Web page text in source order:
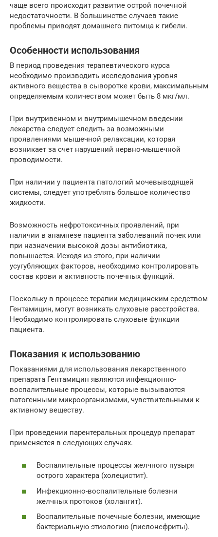
чаще всего происходит развитие острой почечной
недостаточности. В большинстве случаев такие
проблемы приводят домашнего питомца к гибели.
Особенности использования
В период проведения терапевтического курса
необходимо производить исследования уровня
активного вещества в сыворотке крови, максимальным
определяемым количеством может быть 8 мкг/мл.
При внутривенном и внутримышечном введении
лекарства следует следить за возможными
проявлениями мышечной релаксации, которая
возникает за счет нарушений нервно-мышечной
проводимости.
При наличии у пациента патологий мочевыводящей
системы, следует употреблять большое количество
жидкости.
Возможность нефротоксичных проявлений, при
наличии в анамнезе пациента заболеваний почек или
при назначении высокой дозы антибиотика,
повышается. Исходя из этого, при наличии
усугубляющих факторов, необходимо контролировать
состав крови и активность почечных функций.
Поскольку в процессе терапии медицинским средством
Гентамицин, могут возникать слуховые расстройства.
Необходимо контролировать слуховые функции
пациента.
Показания к использованию
Показаниями для использования лекарственного
препарата Гентамицин являются инфекционно-
воспалительные процессы, которые вызываются
патогенными микроорганизмами, чувствительными к
активному веществу.
При проведении парентеральных процедур препарат
применяется в следующих случаях.
Воспалительные процессы желчного пузыря
острого характера (холецистит).
Инфекционно-воспалительные болезни
желчных протоков (холангит).
Воспалительные почечные болезни, имеющие
бактериальную этиологию (пиелонефриты).